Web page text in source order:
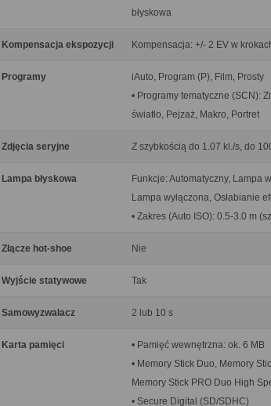
błyskowa
Kompensacja ekspozycji Kompensacja: +/- 2 EV w
Programy
iAuto, Program (P), Film, Prosty
• Programy tematyczne (SCN):
światło, Pejzaż, Makro, Portret
Zdjęcia seryjne Z szybkością do 1.07 kl./s, do
Lampa błyskowa
Funkcje: Automatyczny, Lampa
Lampa wyłączona, Osłabianie
• Zakres (Auto ISO): 0.5-3.0 m
Złącze hot-shoe Nie
Wyjście statywowe Tak
Samowyzwalacz 2 lub 10 s
Karta pamięci
• Pamięć wewnętrzna: ok. 6 MB
• Memory Stick Duo, Memory
Memory Stick PRO Duo High
• Secure Digital (SD/SDHC)